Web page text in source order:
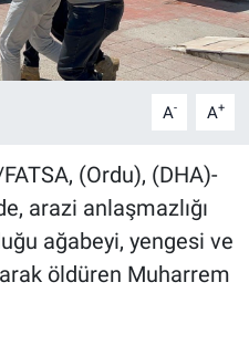
A- A+
(Ordu), (DHA)-
arazi anlaşmazlığı
ağabeyi, yengesi ve
öldüren Muharrem